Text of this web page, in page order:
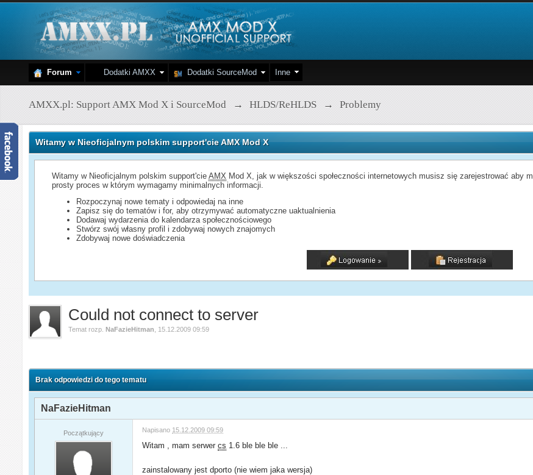
Forum Dodatki AMXX Dodatki SourceMod Inne
AMXX.pl: Support AMX Mod X i SourceMod → HLDS/ReHLDS → Problemy
Witamy w Nieoficjalnym polskim support'cie AMX Mod X
Witamy w Nieoficjalnym polskim support'cieAMX Mod X, jak w większości społeczności internetowych musisz się zarejestrować aby
prosty proces w którym wymagamy minimalnych informacji.
Rozpoczynaj nowe tematy i odpowiedaj na inne
Zapisz się do tematów i for, aby otrzymywać automatyczne uaktualnienia
Dodawaj wydarzenia do kalendarza społecznościowego
Stwórz swój własny profil i zdobywaj nowych znajomych
Zdobywaj nowe doświadczenia
Could not connect to server
Temat rozp.NaFazieHitman 15.12.2009 09:59
Brak odpowiedzi do tego tematu
NaFazieHitman
Początkujący Napisano 15.12.2009 09:59
Witam , mam serwercs 1.6 ble ble ble ...
zainstalowany jest dporto (nie wiem jaka wersja)